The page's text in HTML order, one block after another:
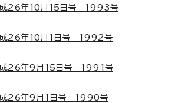
成26年10月15日号 1993号
成26年10月1日号 1992号
成26年9月15日号 1991号
成26年9月1日号 1990号